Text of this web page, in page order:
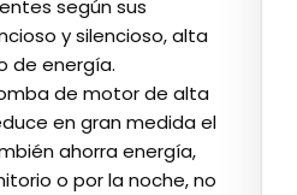
según sus
y silencioso, alta
de energía.
de motor de alta
en gran medida el
ahorra energía,
o por la noche, no